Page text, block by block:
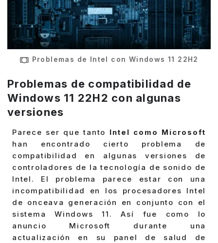
Problemas de Intel con Windows 11 22H2
Problemas de compatibilidad de
Windows 11 22H2 con algunas
versiones
Parece ser que tanto Intel como Microsoft
han encontrado cierto problema de
compatibilidad en algunas versiones de
controladores de la tecnología de sonido de
Intel. El problema parece estar con una
incompatibilidad en los procesadores Intel
de onceava generación en conjunto con el
sistema Windows 11. Así fue como lo
anuncio Microsoft durante una
actualización en su panel de salud de